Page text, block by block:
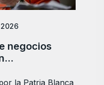
negocios
la Patria Blanca